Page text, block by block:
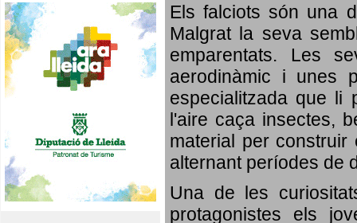
Els falciots són una
Malgrat la seva
emparentats. Les
aerodinàmic i unes
especialitzada que li
l'aire caça insectes,
material per
alternant períodes de
Una de les
protagonistes els